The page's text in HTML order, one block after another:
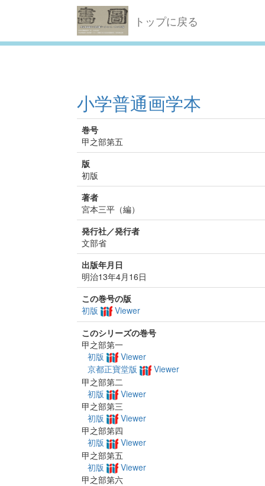
トップに戻る
小学普通画学本
巻号
甲之部第五
版
初版
著者
宮本三平（編）
発行社／発行者
文部省
出版年月日
明治13年4月16日
この巻号の版
初版
Viewer
このシリーズの巻号
甲之部第一
初版
Viewer
京都正寶堂版
Viewer
甲之部第二
初版
Viewer
甲之部第三
初版
Viewer
甲之部第四
初版
Viewer
甲之部第五
初版
Viewer
甲之部第六